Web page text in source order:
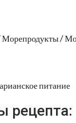
/
питание
рецепта: